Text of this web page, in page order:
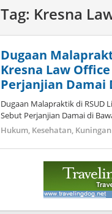
Tag: Kresna
Dugaan
Kresna Law
Perjanjian Damai
Dugaan Malapraktik di RSUD
Sebut Perjanjian Damai di
Hukum, Kesehatan, Kuningan